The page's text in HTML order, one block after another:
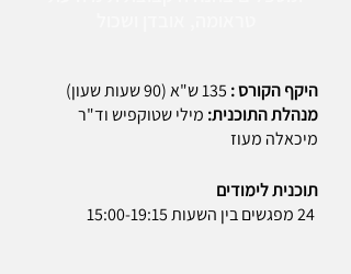
היקף הקורס :
מנהלת התוכנית: מילי שטוקפיש וד"ר
מיכאלה מעוז
תוכנית לימודים